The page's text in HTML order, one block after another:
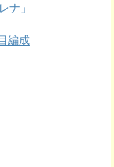
ナ」
編成